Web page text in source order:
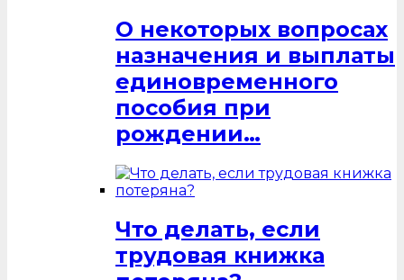
О некоторых вопросах
назначения и выплаты
единовременного
пособия при
рождении…
Что делать, если
трудовая книжка